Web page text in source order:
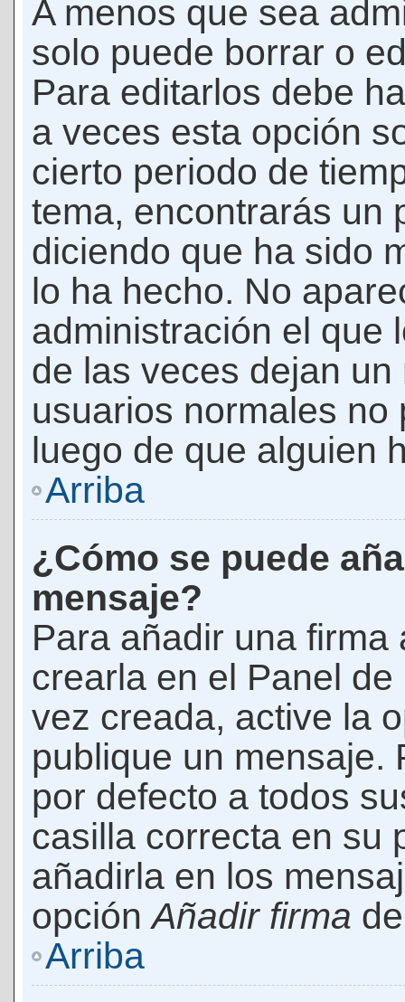
A menos que sea
solo puede borrar o
Para editarlos debe
a veces esta opción
cierto periodo de
tema, encontrarás un
diciendo que ha sido
lo ha hecho. No
administración el que
de las veces dejan
usuarios normales
luego de que alguien
Arriba
¿Cómo se puede
mensaje?
Para añadir una
crearla en el Panel
vez creada, active la
publique un mensaje.
por defecto a todos
casilla correcta en su
añadirla en los
opciónAñadir firma
Arriba